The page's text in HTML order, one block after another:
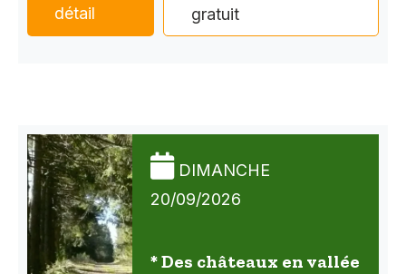
détail
gratuit
DIMANCHE
20/09/2026
* Des châteaux en vallée